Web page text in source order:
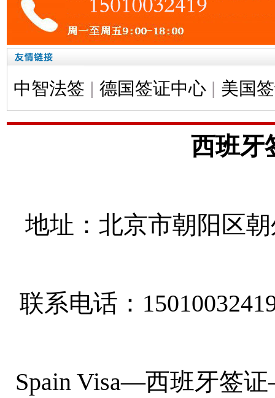
中智法签 | 德国签证中心 | 美国
西班牙
地址：北京市朝阳区
联系电话：
Spain Visa—西班牙签